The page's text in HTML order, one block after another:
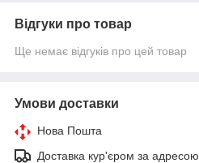
Відгуки про товар
Ще немає відгуків про цей товар
Умови доставки
Нова Пошта
Доставка кур'єром за адресою